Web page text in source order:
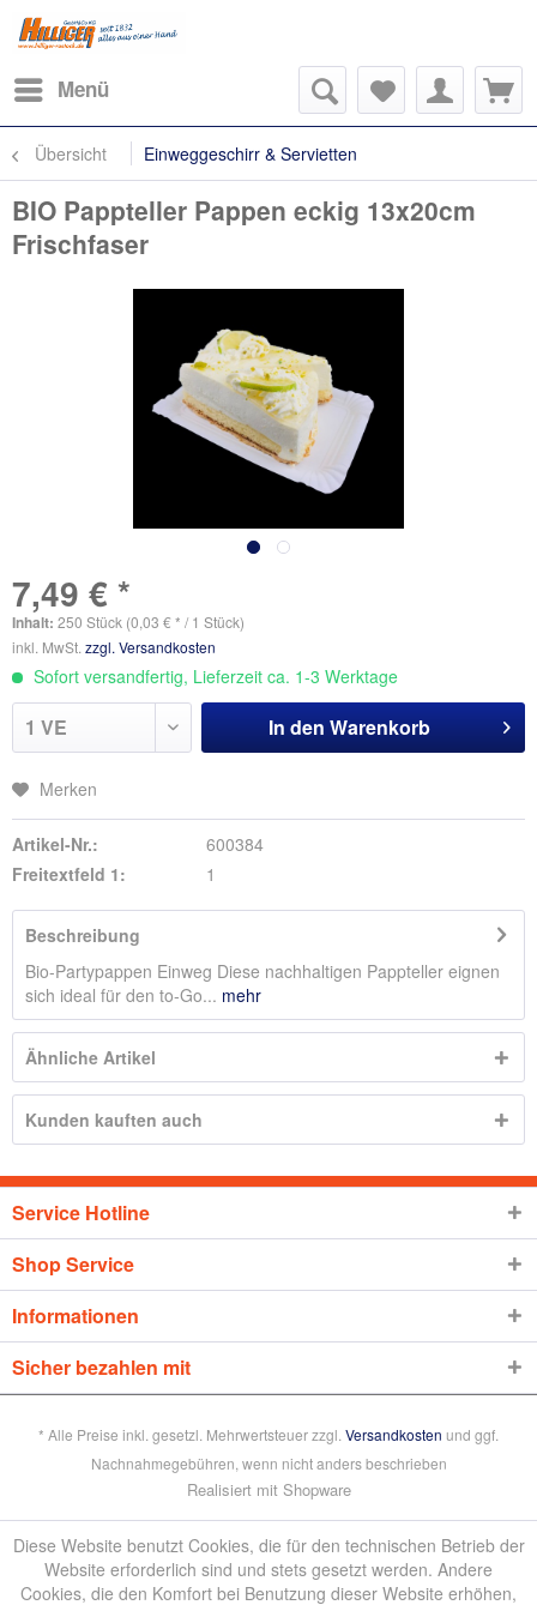
Menü
Übersicht Einweggeschirr & Servietten
BIO Pappteller Pappen eckig 13x20cm
Frischfaser
7,49 € *
Inhalt: 250 Stück (0,03 € * / 1 Stück)
inkl. MwSt. zzgl. Versandkosten
Sofort versandfertig, Lieferzeit ca. 1-3 Werktage
In den Warenkorb
Merken
Artikel-Nr.:
600384
Freitextfeld 1:
1
Beschreibung
Bio-Partypappen Einweg Diese nachhaltigen Pappteller eignen
sich ideal für den to-Go... mehr
Ähnliche Artikel
Kunden kauften auch
Service Hotline
Shop Service
Informationen
Sicher bezahlen mit
* Alle Preise inkl. gesetzl. Mehrwertsteuer zzgl. Versandkosten und ggf.
Nachnahmegebühren, wenn nicht anders beschrieben
Realisiert mit Shopware
Diese Website benutzt Cookies, die für den technischen Betrieb der
Website erforderlich sind und stets gesetzt werden. Andere
Cookies, die den Komfort bei Benutzung dieser Website erhöhen,